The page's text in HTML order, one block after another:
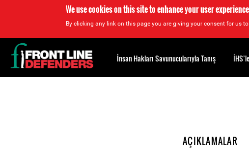
We use cookies on this site to enhance your user experience
By clicking any link on this page you are giving your consent for us
AÇIKLAMALAR
Back
to
top
İnsan Hakları Savunucularıyla Tanış